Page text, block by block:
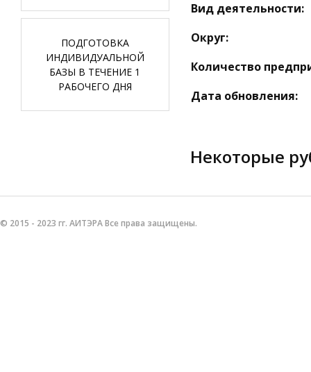
ПОДГОТОВКА
ИНДИВИДУАЛЬНОЙ
БАЗЫ В ТЕЧЕНИЕ 1
РАБОЧЕГО ДНЯ
Вид деятельности:
Округ:
Количество
Дата обновления:
Некоторые
© 2015 - 2023 гг. АИТЭРА Все права защищены.